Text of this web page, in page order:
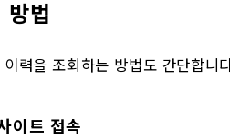
법
력을 조회하는 방법도 간단합니
이트 접속